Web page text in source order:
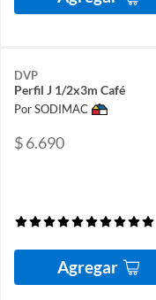
DVP
Perfil J 1/2x3m Café
Por SODIMAC
$ 6.690
Agregar